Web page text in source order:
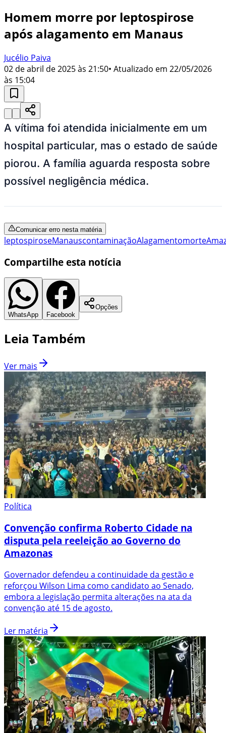
Homem morre por leptospirose
após alagamento em Manaus
Jucélio Paiva
02 de abril de 2025 às 21:50• Atualizado em 22/05/2026
às 15:04
A vítima foi atendida inicialmente em um
hospital particular, mas o estado de saúde
piorou. A família aguarda resposta sobre
possível negligência médica.
Comunicar erro nesta matéria
leptospiroseManauscontaminaçãoAlagamentomorte
Compartilhe esta notícia
WhatsApp Facebook
Opções
Leia Também
Ver mais
Política
Convenção confirma Roberto Cidade na
disputa pela reeleição ao Governo do
Amazonas
Governador defendeu a continuidade da gestão e
reforçou Wilson Lima como candidato ao Senado,
embora a legislação permita alterações na ata da
convenção até 15 de agosto.
Ler matéria